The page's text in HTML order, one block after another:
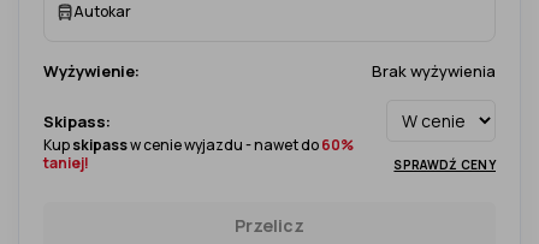
Autokar
Wyżywienie: Brak wyżywienia
Skipass:
Kupskipassw cenie wyjazdu - nawet do60%
taniej!
SPRAWDŹ CENY
Przelicz